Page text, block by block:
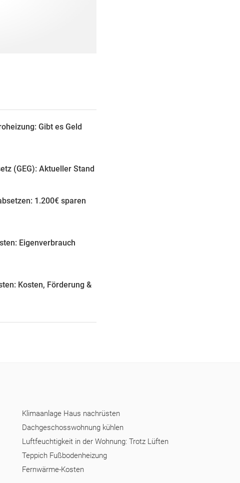
Gibt es Geld
(GEG): Aktueller Stand
1.200€ sparen
Eigenverbrauch
Kosten, Förderung &
Klimaanlage Haus nachrüsten
Dachgeschosswohnung kühlen
Luftfeuchtigkeit in der Wohnung: Trotz Lüften
Teppich Fußbodenheizung
Fernwärme-Kosten